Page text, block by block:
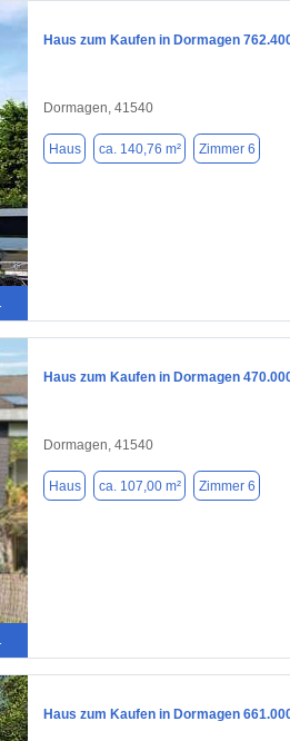
Haus zum Kaufen in Dormagen
Dormagen, 41540
Haus ca. 140,76 m² Zimmer 6
Haus zum Kaufen in Dormagen
Dormagen, 41540
Haus ca. 107,00 m² Zimmer 6
Haus zum Kaufen in Dormagen